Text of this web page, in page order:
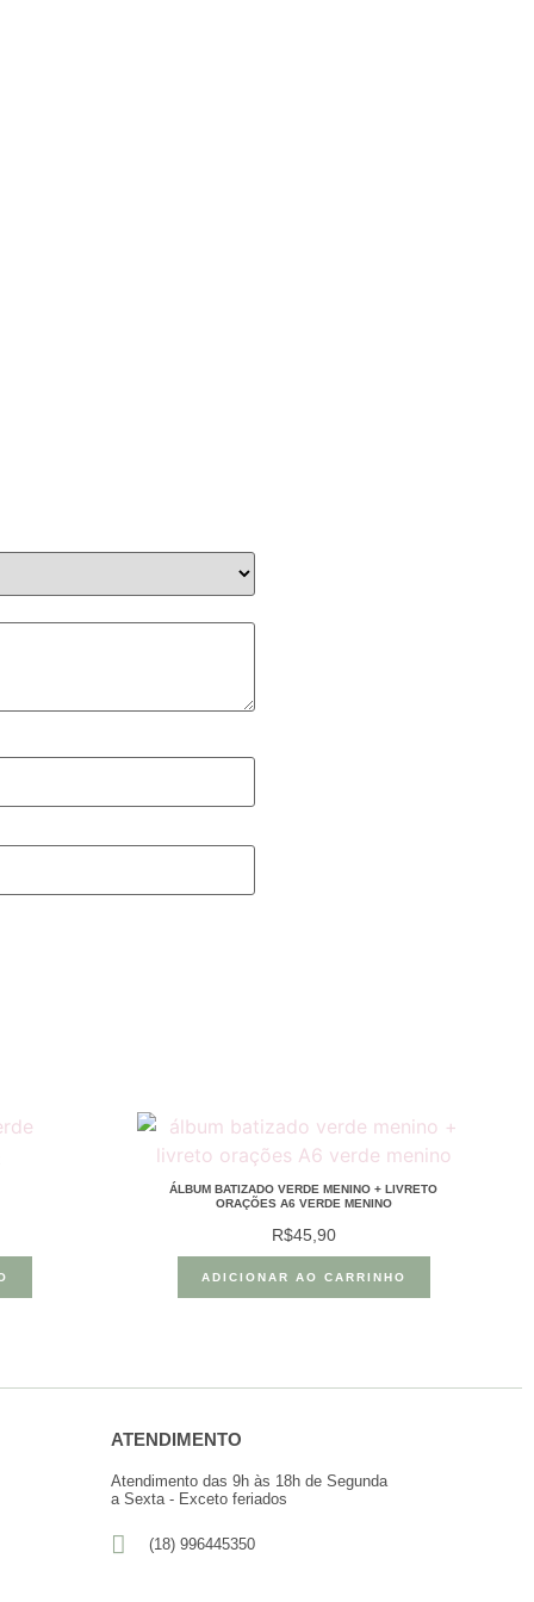
ÁLBUM BATIZADO VERDE MENINO + LIVRETO
ORAÇÕES A6 VERDE MENINO
R$45,90
ADICIONAR AO CARRINHO
ATENDIMENTO
Atendimento das 9h às 18h de Segunda
a Sexta - Exceto feriados
(18) 996445350